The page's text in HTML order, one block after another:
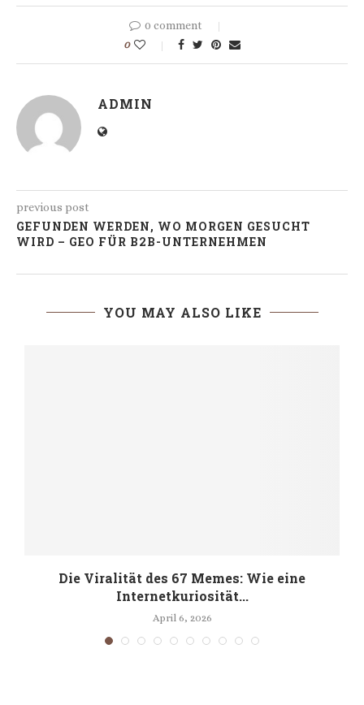
0 comment
0
ADMIN
previous post
GEFUNDEN WERDEN, WO MORGEN GESUCHT
WIRD – GEO FÜR B2B-UNTERNEHMEN
YOU MAY ALSO LIKE
Die Viralität des 67 Memes: Wie eine
Internetkuriosität...
April 6, 2026